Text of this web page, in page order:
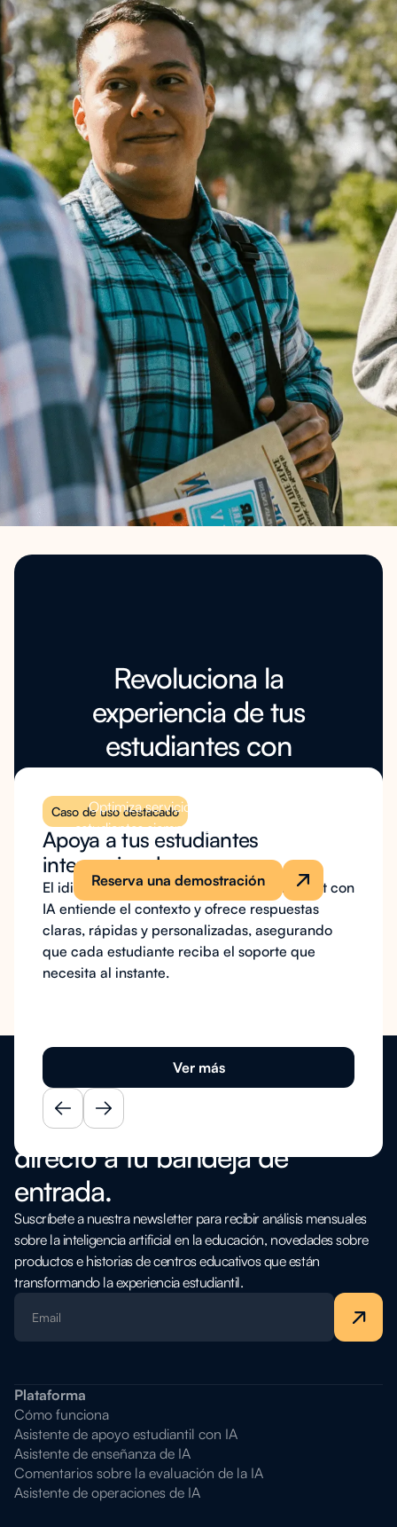
Caso de uso destacado
Apoya a tus estudiantes
internacionales
El idioma ya no es una barrera. Nuestro chat con
IA entiende el contexto y ofrece respuestas
claras, rápidas y personalizadas, asegurando
que cada estudiante reciba el soporte que
necesita al instante.
el
Ver más
Revoluciona la
experiencia de tus
estudiantes con
soporte de IA
Optimiza servicios y asegura que tus
estudiantes siempre tengan la ayuda que
necesitan.
Reserva una demostración
Aprendizaje más inteligente,
directo a tu bandeja de
entrada.
Suscríbete a nuestra newsletter para recibir análisis mensuales
sobre la inteligencia artificial en la educación, novedades sobre
productos e historias de centros educativos que están
transformando la experiencia estudiantil.
Plataforma
Cómo funciona
Asistente de apoyo estudiantil con IA
Asistente de enseñanza de IA
Comentarios sobre la evaluación de la IA
Asistente de operaciones de IA